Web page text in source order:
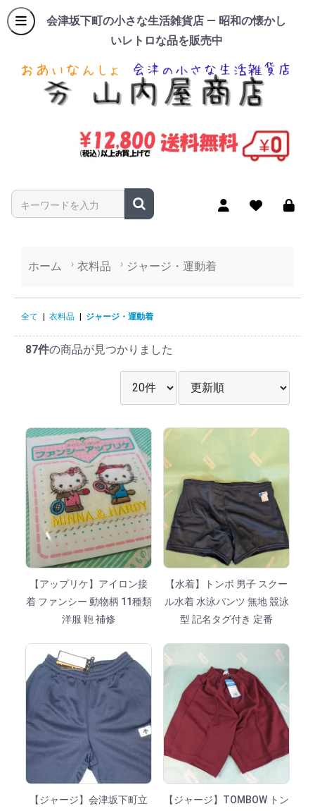
会津坂下町の小さな生活雑貨店 — 昭和の懐かし
いレトロな品を販売中
商品名やキーワードを入力
ホーム 衣料品 ジャージ・運動着
ジャージ・運動着の商品一覧
全て 衣料品 ジャージ・運動着
87件の商品が見つかりました
並び順を選択
【アップリケ】アイロン接
着 ファンシー 動物柄 11種類
洋服 鞄 補修
【水着】トンボ 男子 スクー
ル水着 水泳パンツ 無地 競泳
型 記名タグ付き 定番
【ジャージ】会津坂下町立
【ジャージ】TOMBOW トン